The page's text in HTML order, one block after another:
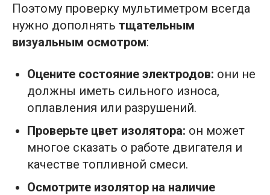
Поэтому проверку мультиметром всегда
нужно дополнять тщательным
визуальным осмотром:
Оцените состояние электродов: они не
должны иметь сильного износа,
оплавления или разрушений.
Проверьте цвет изолятора: он может
многое сказать о работе двигателя и
качестве топливной смеси.
Осмотрите изолятор на наличие